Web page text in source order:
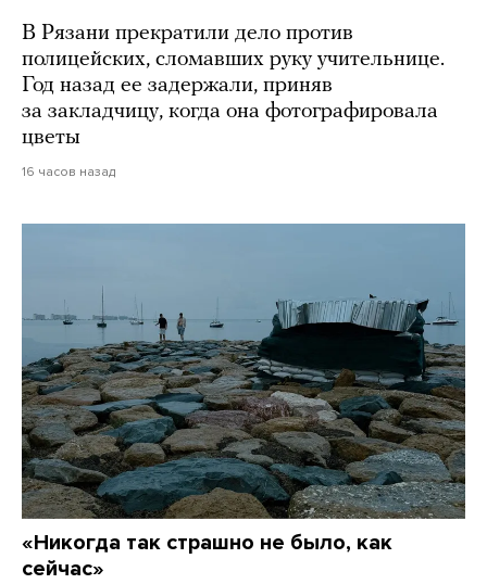
В Рязани прекратили дело против
полицейских, сломавших руку учительнице.
Год назад ее задержали, приняв
за закладчицу, когда она фотографировала
цветы
16 часов назад
«Никогда так страшно не было, как
сейчас»